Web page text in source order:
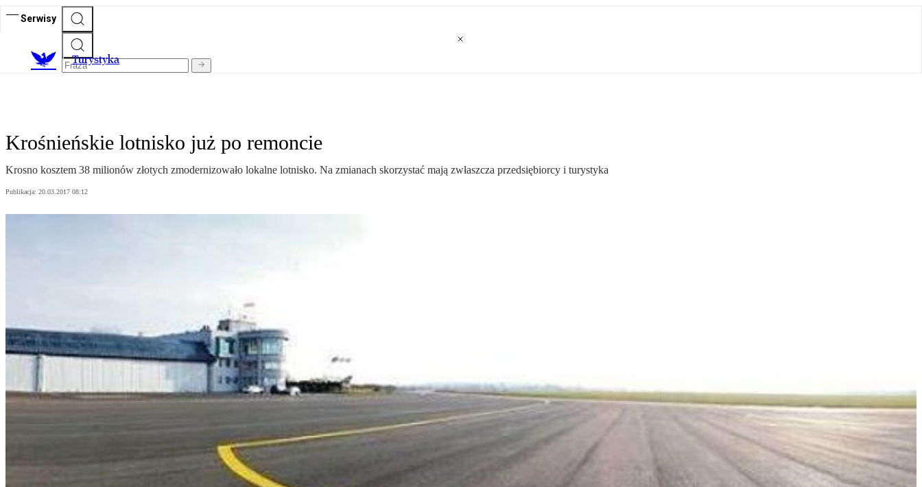
Serwisy
Turystyka
Krośnieńskie lotnisko już po remoncie
Krosno kosztem 38 milionów złotych zmodernizowało lokalne lotnisko. Na zmianach skorzystać mają zwłaszcza przedsiębiorcy i turystyka
Publikacja: 20.03.2017 08:12